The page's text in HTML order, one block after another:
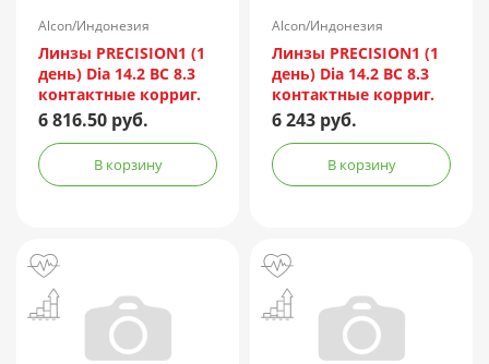
Alcon/Индонезия
Линзы PRECISION1 (1
день) Dia 14.2 BC 8.3
контактные корриг.
(-4,25) №90
6 816.50 руб.
В корзину
Alcon/Индонезия
Линзы PRECISION1 (1
день) Dia 14.2 BC 8.3
контактные корриг.
(-1,00) №90
6 243 руб.
В корзину